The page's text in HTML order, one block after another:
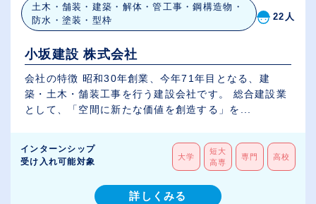
土木・舗装・建築・解体・管工事・鋼構造物・
防水・塗装・型枠
22人
小坂建設 株式会社
会社の特徴 昭和30年創業、今年71年目となる、建
築・土木・舗装工事を行う建設会社です。 総合建設業
として、「空間に新たな価値を創造する」を...
インターンシップ
受け入れ可能対象
大学
短大
高専
専門 高校
詳しくみる